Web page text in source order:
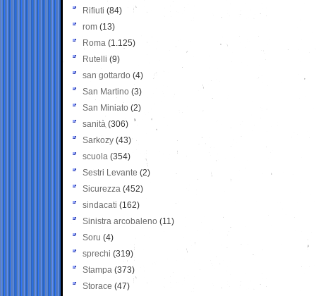
Rifiuti (84)
rom (13)
Roma (1.125)
Rutelli (9)
san gottardo (4)
San Martino (3)
San Miniato (2)
sanità (306)
Sarkozy (43)
scuola (354)
Sestri Levante (2)
Sicurezza (452)
sindacati (162)
Sinistra arcobaleno (11)
Soru (4)
sprechi (319)
Stampa (373)
Storace (47)